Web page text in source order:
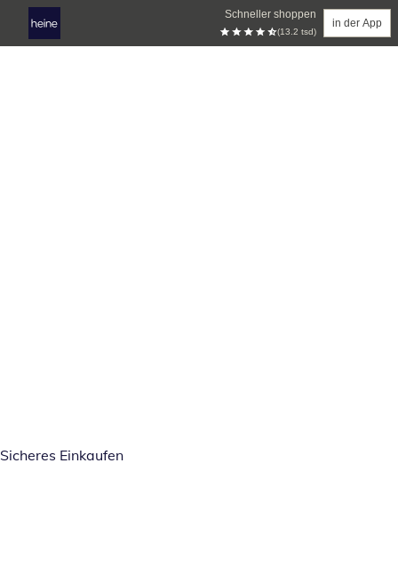
Schneller shoppen
(13.2 tsd)
in der App
Sicheres Einkaufen